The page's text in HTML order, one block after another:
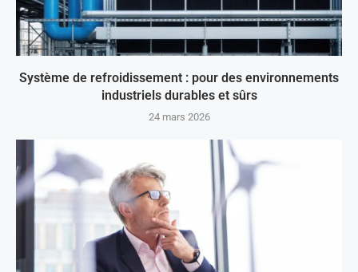
Système de refroidissement : pour des environnements
industriels durables et sûrs
24 mars 2026